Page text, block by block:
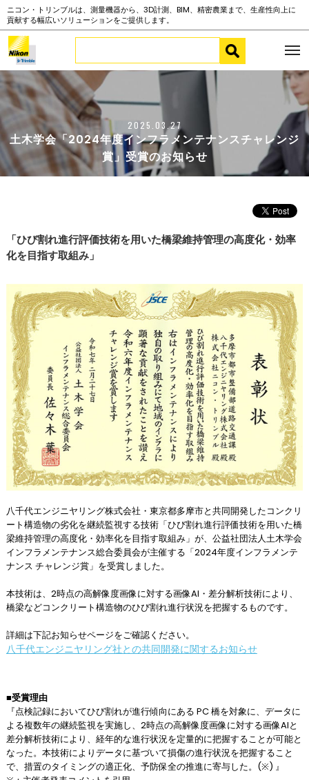
ニコン・トリンブルは、測量機器から、3D計測、BIM、精密農業まで、生産性向上に
貢献する幅広いソリューションをご提供します。
2025.03.27
土木学会「2024年度インフラメンテナンスチャレンジ
賞」受賞のお知らせ
「ひび割れ進⾏評価技術を⽤いた橋梁維持管理の⾼度化・効率
化を⽬指す取組み」
八千代エンジニヤリング株式会社・東京都多摩市と共同開発したコンクリ
ート構造物の劣化を継続監視する技術「ひび割れ進行評価技術を用いた橋
梁維持管理の高度化・効率化を目指す取組み」が、公益社団法人土木学会
インフラメンテナンス総合委員会が主催する「2024年度インフラメンテ
ナンス チャレンジ賞」を受賞しました。
本技術は、2時点の高解像度画像に対する画像AI・差分解析技術により、
橋梁などコンクリート構造物のひび割れ進行状況を把握するものです。
詳細は下記お知らせページをご確認ください。
八千代エンジニヤリング社との共同開発に関するお知らせ
■受賞理由
『点検記録においてひび割れが進行傾向にある PC 橋を対象に、データに
よる複数年の継続監視を実施し、2時点の高解像度画像に対する画像AIと
差分解析技術により、経年的な進行状況を定量的に把握することが可能と
なった。本技術によりデータに基づいて損傷の進行状況を把握すること
で、措置のタイミングの適正化、予防保全の推進に寄与した。(※) 』